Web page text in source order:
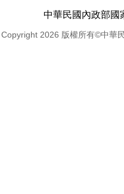
中華民國內政部國
Copyright 2026 版權所有©中華